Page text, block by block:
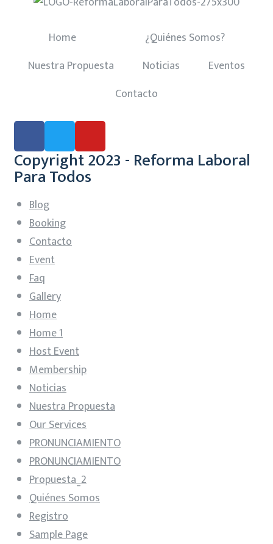
Home
¿Quiénes Somos?
Nuestra Propuesta
Noticias
Eventos
Contacto
Copyright 2023 - Reforma Laboral
Para Todos
Blog
Booking
Contacto
Event
Faq
Gallery
Home
Home 1
Host Event
Membership
Noticias
Nuestra Propuesta
Our Services
PRONUNCIAMIENTO
PRONUNCIAMIENTO
Propuesta_2
Quiénes Somos
Registro
Sample Page